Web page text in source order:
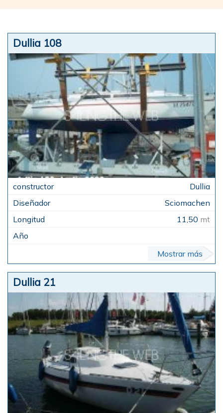
Dullia 108
Dullia
Sciomachen
11,50 mt
Mostrar más
Dullia 21